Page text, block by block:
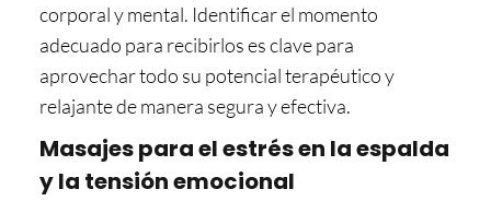
corporal y mental. Identificar el momento
adecuado para recibirlos es clave para
aprovechar todo su potencial terapéutico y
relajante de manera segura y efectiva.
Masajes para el estrés en la espalda
y la tensión emocional